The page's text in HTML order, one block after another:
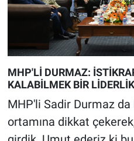
MHP'Lİ DURMAZ:
KALABİLMEK BİR
MHP'li Sadir Durmaz
ortamına dikkat
Türkiye'nin Gündemi
Yerel Gündem
Yerel Yaşam